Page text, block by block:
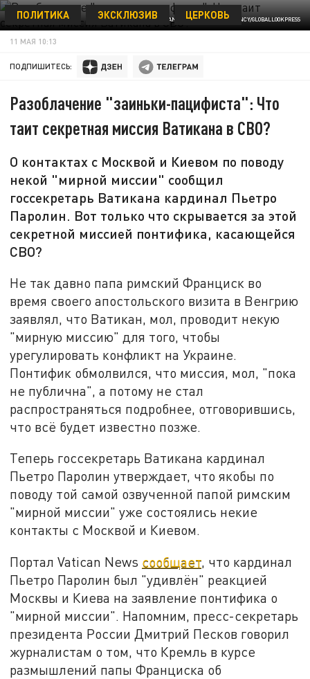
© ALESSIA GIULIANI /KEYSTONE PRESS AGENCY/GLOBALLOOKPRESS
ПОЛИТИКА ЭКСКЛЮЗИВ ЦЕРКОВЬ
11 МАЯ 10:13
ПОДПИШИТЕСЬ:
Разоблачение "заиньки-пацифиста": Что
таит секретная миссия Ватикана в СВО?
О контактах с Москвой и Киевом по поводу
некой "мирной миссии" сообщил
госсекретарь Ватикана кардинал Пьетро
Паролин. Вот только что скрывается за этой
секретной миссией понтифика, касающейся
СВО?
Не так давно папа римский Франциск во
время своего апостольского визита в Венгрию
заявлял, что Ватикан, мол, проводит некую
"мирную миссию" для того, чтобы
урегулировать конфликт на Украине.
Понтифик обмолвился, что миссия, мол, "пока
не публична", а потому не стал
распространяться подробнее, отговорившись,
что всё будет известно позже.
Теперь госсекретарь Ватикана кардинал
Пьетро Паролин утверждает, что якобы по
поводу той самой озвученной папой римским
"мирной миссии" уже состоялись некие
контакты с Москвой и Киевом.
Портал Vatican News сообщает, что кардинал
Пьетро Паролин был "удивлён" реакцией
Москвы и Киева на заявление понтифика о
"мирной миссии". Напомним, пресс-секретарь
президента России Дмитрий Песков говорил
журналистам о том, что Кремль в курсе
размышлений папы Франциска об